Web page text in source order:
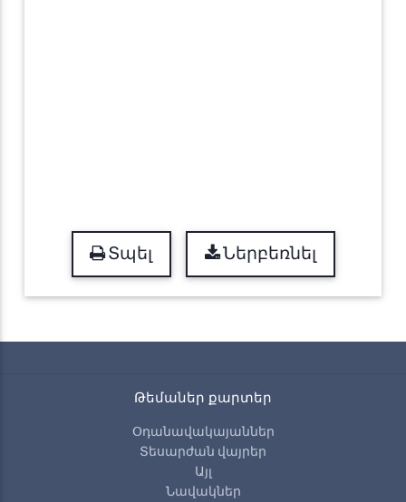
Տպել Ներբեռնել
Թեմաներ քարտեր
Օդանավակայաններ
Տեսարժան վայրեր
Այլ
Նավակներ